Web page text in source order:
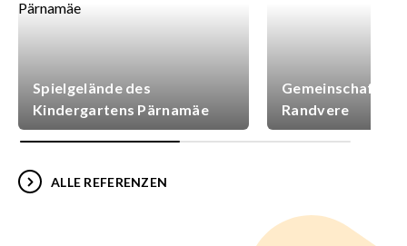
Spielgelände des
Kindergartens Pärnamäe
Randvere
ALLE REFERENZEN